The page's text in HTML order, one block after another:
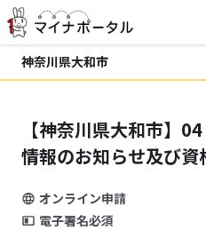
神奈川県大和市
【神奈川県大和市】
情報のお知らせ及び
オンライン申請
電子署名必須